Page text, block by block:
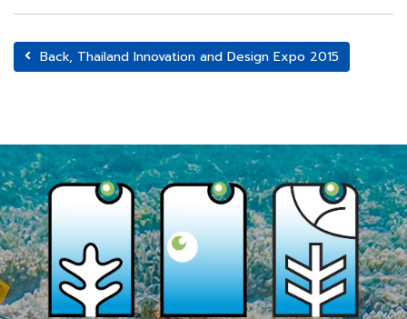
Back, Thailand Innovation and Design Expo 2015